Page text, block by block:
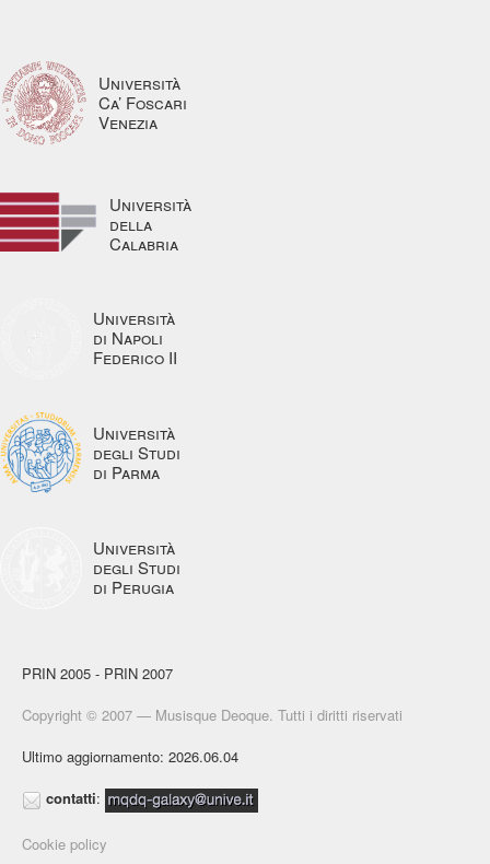
Università
Ca’ Foscari
Venezia
Università
della
Calabria
Università
di Napoli
Federico II
Università
degli Studi
di Parma
Università
degli Studi
di Perugia
PRIN 2005 - PRIN 2007
Copyright © 2007 — Musisque Deoque. Tutti i diritti riservati
Ultimo aggiornamento: 2026.06.04
contatti:
Cookie policy